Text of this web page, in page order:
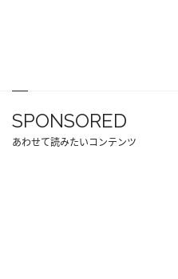
SPONSORED
あわせて読みたいコンテンツ